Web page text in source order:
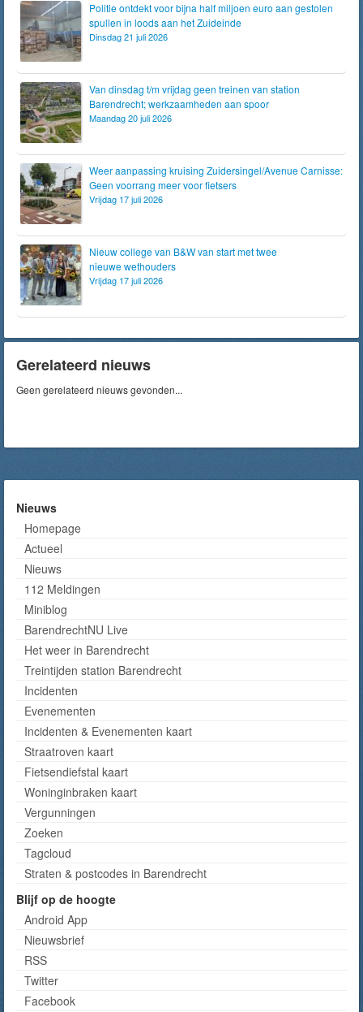
Politie ontdekt voor bijna half miljoen euro aan gestolen
spullen in loods aan het Zuideinde
Dinsdag 21 juli 2026
Van dinsdag t/m vrijdag geen treinen van station
Barendrecht; werkzaamheden aan spoor
Maandag 20 juli 2026
Weer aanpassing kruising Zuidersingel/Avenue Carnisse:
Geen voorrang meer voor fietsers
Vrijdag 17 juli 2026
Nieuw college van B&W van start met twee
nieuwe wethouders
Vrijdag 17 juli 2026
Gerelateerd nieuws
Geen gerelateerd nieuws gevonden...
Nieuws
Homepage
Actueel
Nieuws
112 Meldingen
Miniblog
BarendrechtNU Live
Het weer in Barendrecht
Treintijden station Barendrecht
Incidenten
Evenementen
Incidenten & Evenementen kaart
Straatroven kaart
Fietsendiefstal kaart
Woninginbraken kaart
Vergunningen
Zoeken
Tagcloud
Straten & postcodes in Barendrecht
Blijf op de hoogte
Android App
Nieuwsbrief
RSS
Twitter
Facebook